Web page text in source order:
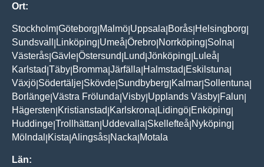
Ort:
Stockholm Göteborg Malmö Uppsala Borås Helsingborg
Sundsvall
Linköping Umeå Örebro Norrköping Solna
Västerås Gävle Östersund Lund Jönköping Luleå
Karlstad Täby Bromma Järfälla Halmstad Eskilstuna
Växjö Södertälje Skövde Sundbyberg Kalmar Sollentuna
Borlänge Västra Frölunda Visby Upplands Väsby Falun
Hägersten Kristianstad Karlskrona Lidingö Enköping
Huddinge Trollhättan Uddevalla Skellefteå Nyköping
Mölndal
Kista Alingsås Nacka Motala
Län: